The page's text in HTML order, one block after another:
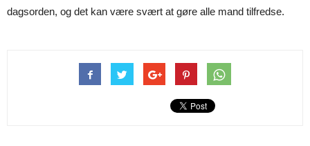
dagsorden, og det kan være svært at gøre alle mand tilfredse.